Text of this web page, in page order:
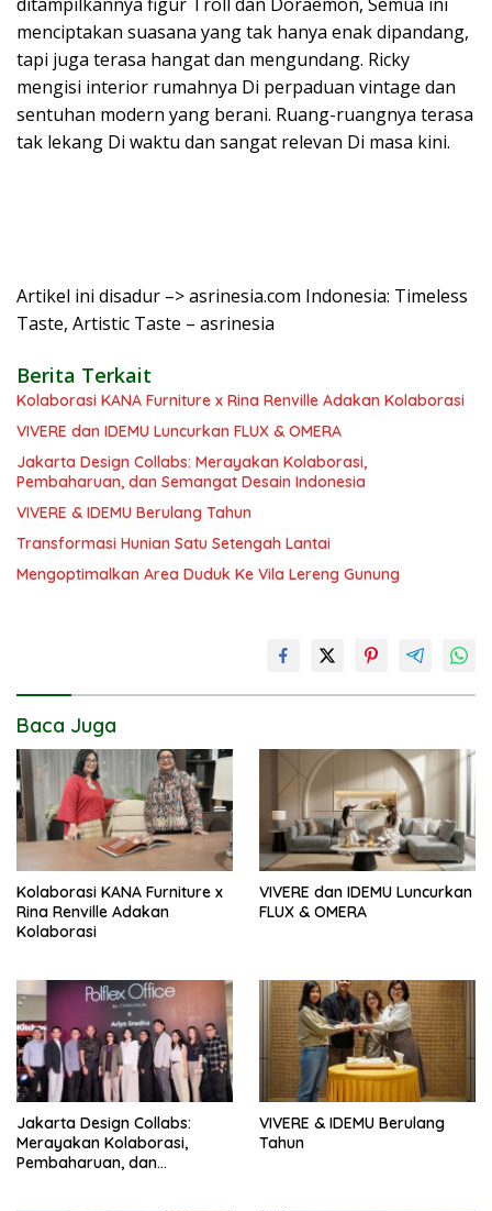
ditampilkannya figur Troll dan Doraemon, Semua ini
menciptakan suasana yang tak hanya enak dipandang,
tapi juga terasa hangat dan mengundang. Ricky
mengisi interior rumahnya Di perpaduan vintage dan
sentuhan modern yang berani. Ruang-ruangnya terasa
tak lekang Di waktu dan sangat relevan Di masa kini.
Artikel ini disadur –> asrinesia.com Indonesia: Timeless
Taste, Artistic Taste – asrinesia
Berita Terkait
Kolaborasi KANA Furniture x Rina Renville Adakan Kolaborasi
VIVERE dan IDEMU Luncurkan FLUX & OMERA
Jakarta Design Collabs: Merayakan Kolaborasi,
Pembaharuan, dan Semangat Desain Indonesia
VIVERE & IDEMU Berulang Tahun
Transformasi Hunian Satu Setengah Lantai
Mengoptimalkan Area Duduk Ke Vila Lereng Gunung
Baca Juga
Kolaborasi KANA Furniture x
Rina Renville Adakan
Kolaborasi
VIVERE dan IDEMU Luncurkan
FLUX & OMERA
Jakarta Design Collabs:
Merayakan Kolaborasi,
Pembaharuan, dan
VIVERE & IDEMU Berulang
Tahun